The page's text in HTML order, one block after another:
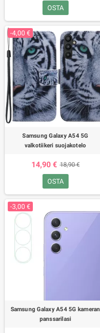
OSTA
-4,00 €
Samsung Galaxy A54 5G
valkotiikeri suojakotelo
14,90 € 18,90 €
OSTA
-3,00 €
Samsung Galaxy A54 5G kameran
panssarilasi